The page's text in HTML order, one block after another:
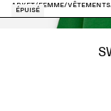
ARKET/Femme/Vêtements
Épuisé